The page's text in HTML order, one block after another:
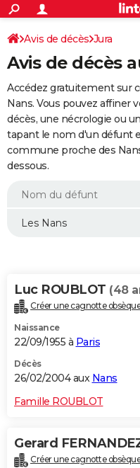
ACTUALITÉS
Politique
Société
Faits Divers
Education
Monde
Villes
+
SPORT
Coupe du monde 2026
Football
Tennis
Cyclisme
Rugby
Forum
Programme TV
TNT
Streaming
Cinéma
Sorties cinéma
Musique
+
FINANCE
Retraite
Epargne
Immobilier
Risques naturels par ville
Assurance
AUTO
Essais
Réserver un essai
Citadines
Berlines
SUV
Forum auto
+
HIGH-TECH
BRICOLAGE
WEEK-END
Alimentation
Guide de la santé
Maladies
Médicaments
Sommeil
VOYAGE
Destinations
City break
Voyage nature
Voyage de noces
Forum
Climat
+PHOTO
GUIDES D'ACHAT
Carte de Noël
Carte Bonne année
Carte Saint-Valentin
Carte Pâques
Carte d'anniversaire
DICTIONNAIRE
Avis de décès Jura
Avis de décès
Accédez gratuitement sur
Nans. Vous pouvez affiner
décès, une nécrologie ou
tapant le nom d'un défunt
commune proche des
dessous.
Luc ROUBLOT (48
Créer une cagnotte
Naissance
22/09/1955 à Paris
Décès
26/02/2004 aux Nans
Famille ROUBLOT
Gerard
Créer une cagnotte